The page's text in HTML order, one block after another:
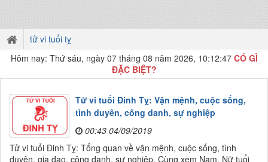
tử vi tuổi tỵ
Hôm nay: Thứ sáu, ngày 07 tháng 08 năm 2026, 10:12:48 CÓ GÌ
ĐẶC BIỆT?
Tử vi tuổi Đinh Tỵ: Vận mệnh, cuộc sống,
tình duyên, công danh, sự nghiệp
00:43 04/09/2019
Tử vi tuổi Đinh Tỵ: Tổng quan về vận mệnh, cuộc sống, tình
duyên, gia đạo, công danh, sự nghiệp. Cùng xem Nam, Nữ tuổi